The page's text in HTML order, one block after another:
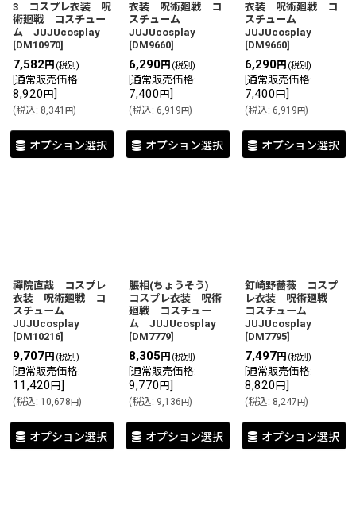
絞り込む
3 コスプレ衣装 呪
術廻戦 コスチュー
ム JUJUcosplay
[DM10970]
7,582 円 (税別)
通常販売価格:
8,920 円]
(税込: 8,341 円)
オプション選択
衣装 呪術廻戦 コ
スチューム
JUJUcosplay
[DM9660]
6,290円 (税別)
通常販売価格:
7,400 円]
(税込: 6,919円)
オプション選択
衣装 呪術廻戦 コ
スチューム
JUJUcosplay
[DM9660]
6,290円 (税別)
通常販売価格:
7,400 円]
(税込: 6,919円)
オプション選択
禪院直哉 コスプレ
衣装 呪術廻戦 コ
スチューム
JUJUcosplay
[DM10216]
9,707円 (税別)
通常販売価格:
11,420 円]
(税込: 10,678円)
オプション選択
脹相(ちょうそう)
コスプレ衣装 呪術
廻戦 コスチュー
ム JUJUcosplay
[DM7779]
8,305 円 (税別)
通常販売価格:
9,770 円]
(税込: 9,136円)
オプション選択
釘崎野薔薇 コスプ
レ衣装 呪術廻戦
コスチューム
JUJUcosplay
[DM7795]
7,497円 (税別)
通常販売価格:
8,820 円]
(税込: 8,247円)
オプション選択